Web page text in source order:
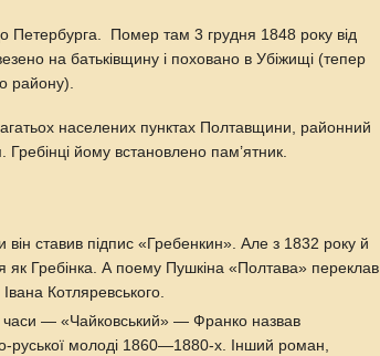
Петербурга. Помер там 3 грудня 1848 року від
на батьківщину і поховано в Убіжищі (тепер
району).
населених пунктах Полтавщини, районний
Гребінці йому встановлено пам’ятник.
ставив підпис «Гребенкин». Але з 1832 року й
як Гребінка. А поему Пушкіна «Полтава» переклав
Котляревського.
часи — «Чайковський» — Франко назвав
руської молоді 1860—1880-х. Інший роман,